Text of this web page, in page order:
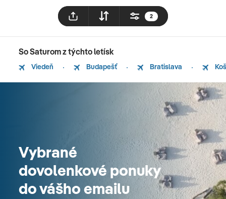
2
So Saturom z týchto letísk
Viedeň Budapešť Bratislava
Vybrané
dovolenkové ponuky
do vášho emailu